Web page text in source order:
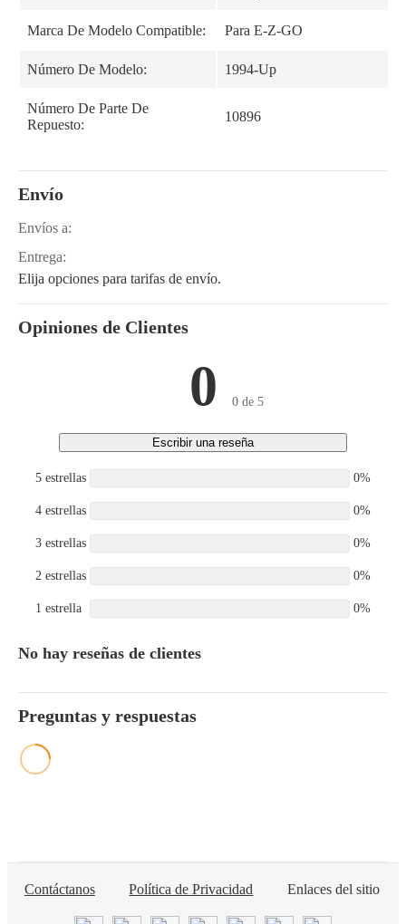
Marca De Modelo Compatible: Para E-Z-GO
Número De Modelo: 1994-Up
Número De Parte De
Repuesto:
10896
Envío
Envíos a:
Entrega:
Elija opciones para tarifas de envío.
Opiniones de Clientes
0 0 de 5
Escribir una reseña
5 estrellas 0%
4 estrellas 0%
3 estrellas 0%
2 estrellas 0%
1 estrella 0%
No hay reseñas de clientes
Preguntas y respuestas
Contáctanos Política de Privacidad Enlaces del sitio